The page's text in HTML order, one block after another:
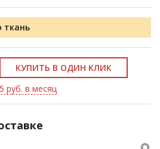
ткань
КУПИТЬ В ОДИН КЛИК
руб. в месяц